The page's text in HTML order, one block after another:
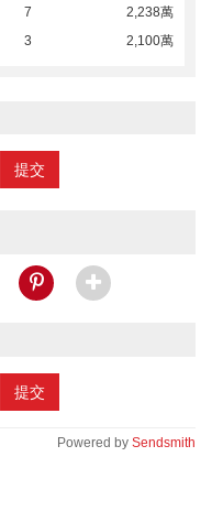
7
2,238萬
3 2,100萬
提交
提交
Powered by Sendsmith